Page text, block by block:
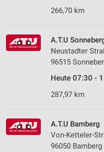
266,70 km
A.T.U
Neustadter
96515
Heute 07:30 -
287,97 km
A.T.U Bamberg
Von-Ketteler-
96050 Bamberg